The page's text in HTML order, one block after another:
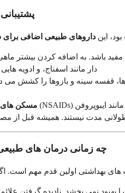
این داروهای طبیعی اضافی برای
دار مانند اسفناج، و ادویه
قفسه سینه و بازوها را کشش
مسکن های
چه زمانی درمان های